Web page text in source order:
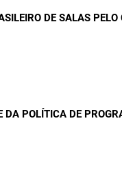
DE SALAS
DA POLÍTICA DE